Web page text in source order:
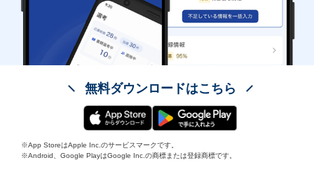
無料ダウンロードはこちら
※App StoreはApple Inc.のサービスマークです。
※Android、Google PlayはGoogle Inc.の商標または登録商標です。